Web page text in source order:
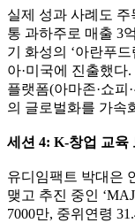
실제 성과 사례도 주
통 과하주로 매출 3
기 화성의 ‘아란푸드
아·미국에 진출했
플랫폼(아마존·쇼피
의 글로벌화를 가속
세션 4: K-창업 교육
유디임팩트 박대은
맺고 추진 중인
7000만, 중위연령